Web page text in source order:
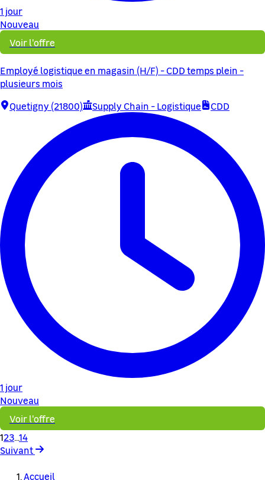
1 jour
Nouveau
Voir l'offre
Employé logistique en magasin (H/F) - CDD temps plein -
plusieurs mois
Quetigny (21800)
Supply Chain - Logistique CDD
1 jour
Nouveau
Voir l'offre
123...14
Suivant
Accueil